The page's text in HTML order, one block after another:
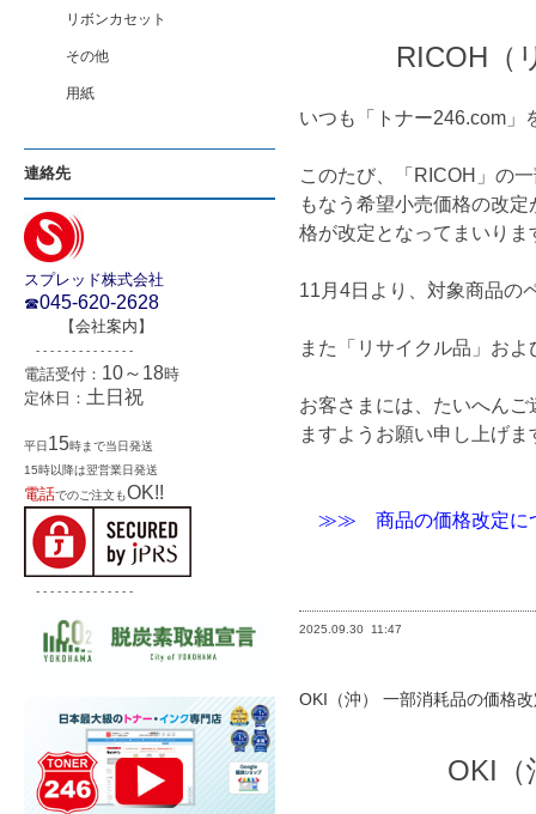
RICOH（
いつも「トナー246.com」
このたび、「RICOH」の
もなう希望小売価格の改
格が改定となってまいりま
11月4日より、対象商品の
また「リサイクル品」お
お客さまには、たいへん
ますようお願い申し上げま
≫≫ 商品の価格改定につ
2025.09.30 11:47
OKI（沖） 一部消耗品の価格
OKI（
リボンカセット
その他
用紙
連絡先
スプレッド株式会社
☎045-620-2628
【会社案内 】
- - - - - - - - - - - - - -
電話受付： 10～18時
定休日： 土日祝
平日 15時まで当日発送
15時以降は翌営業日発送
電話でのご注文もOK!!
- - - - - - - - - - - - - -